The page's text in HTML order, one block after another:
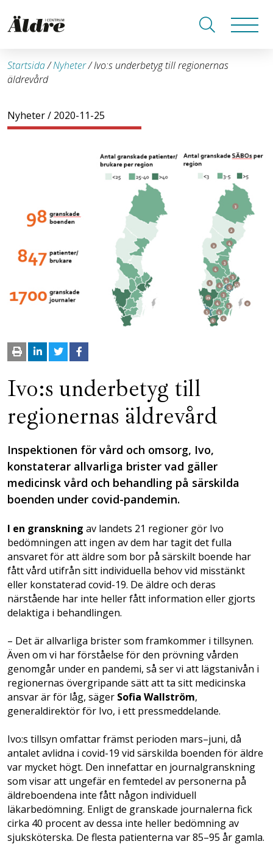
Startsida/Nyheter/Ivo:s underbetyg till regionernas
äldrevård
Nyheter/ 2020-11-25
Ivo:s underbetyg till
regionernas äldrevård
Inspektionen för vård och omsorg, Ivo,
konstaterar allvarliga brister vad gäller
medicinsk vård och behandling på särskilda
boenden under covid-pandemin.
I en granskning av landets 21 regioner gör Ivo
bedömningen att ingen av dem har tagit det fulla
ansvaret för att äldre som bor på särskilt boende har
fått vård utifrån sitt individuella behov vid misstänkt
eller konstaterad covid-19. De äldre och deras
närstående har inte heller fått information eller gjorts
delaktiga i behandlingen.
– Det är allvarliga brister som framkommer i tillsynen.
Även om vi har förståelse för den prövning vården
genomgår under en pandemi, så ser vi att lägstanivån i
regionernas övergripande sätt att ta sitt medicinska
ansvar är för låg, säger Sofia Wallström,
generaldirektör för Ivo, i ett pressmeddelande.
Ivo:s tillsyn omfattar främst perioden mars–juni, då
antalet avlidna i covid-19 vid särskilda boenden för äldre
var mycket högt. Den innefattar en journalgranskning
som visar att ungefär en femtedel av personerna på
äldreboendena inte fått någon individuell
läkarbedömning. Enligt de granskade journalerna fick
cirka 40 procent av dessa inte heller bedömning av
sjuksköterska. De flesta patienterna var 85–95 år gamla.